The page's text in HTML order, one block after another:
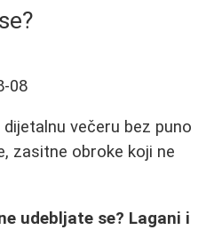
se?
08
večeru bez puno
zasitne obroke koji ne
udebljate se? Lagani i